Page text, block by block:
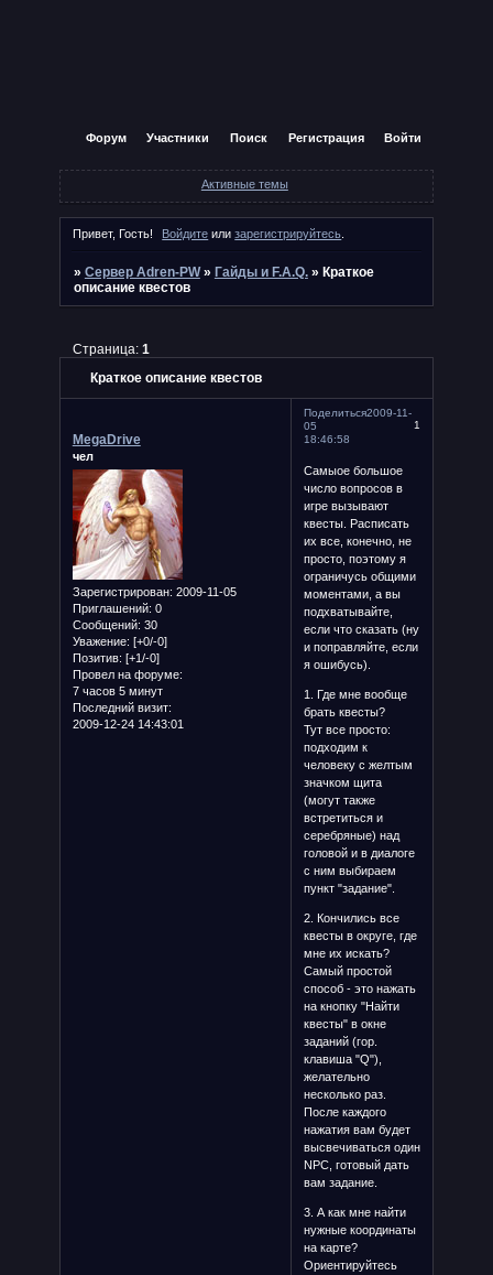
Форум Участники Поиск Регистрация Войти
Активные темы
Привет, Гость! Войдите илизарегистрируйтесь.
» Сервер Adren-PW » Гайды и F.A.Q. » Краткое
описание квестов
Краткое описание квестов
Страница: 1
Поделиться
1
2009-11-
05
18:46:58
MegaDrive
чел
Зарегистрирован: 2009-11-05
Приглашений: 0
Сообщений: 30
Уважение: [+0/-0]
Позитив: [+1/-0]
Провел на форуме:
7 часов 5 минут
Последний визит:
2009-12-24 14:43:01
Самыое большое
число вопросов в
игре вызывают
квесты. Расписать
их все, конечно, не
просто, поэтому я
ограничусь общими
моментами, а вы
подхватывайте,
если что сказать (ну
и поправляйте, если
я ошибусь).
1. Где мне вообще
брать квесты?
Тут все просто:
подходим к
человеку с желтым
значком щита
(могут также
встретиться и
серебряные) над
головой и в диалоге
с ним выбираем
пункт "задание".
2. Кончились все
квесты в округе, где
мне их искать?
Самый простой
способ - это нажать
на кнопку "Найти
квесты" в окне
заданий (гор.
клавиша "Q"),
желательно
несколько раз.
После каждого
нажатия вам будет
высвечиваться один
NPC, готовый дать
вам задание.
3. А как мне найти
нужные координаты
на карте?
Ориентируйтесь